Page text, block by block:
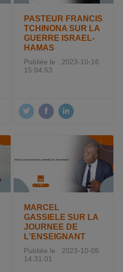
PASTEUR FRANCIS
TCHINONA SUR LA
GUERRE ISRAEL-
HAMAS
Publiée le : 2023-10-16
15:04:53
MARCEL
GASSIELE SUR LA
JOURNEE DE
L'ENSEIGNANT
Publiée le : 2023-10-05
14:31:01